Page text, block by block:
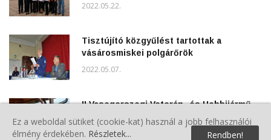
2022.05.22.
Tisztújító közgyűlést tartottak a
vásárosmiskei polgárőrök
2022.05.07.
II.Vasegerszegi Veterán- és Hobbijármű
Találkozó polgárőrökkel
2022.05.07.
Ez a weboldal sütiket (cookie-kat) használ a jobb felhasználói
élmény érdekében. Részletek... Rendben!